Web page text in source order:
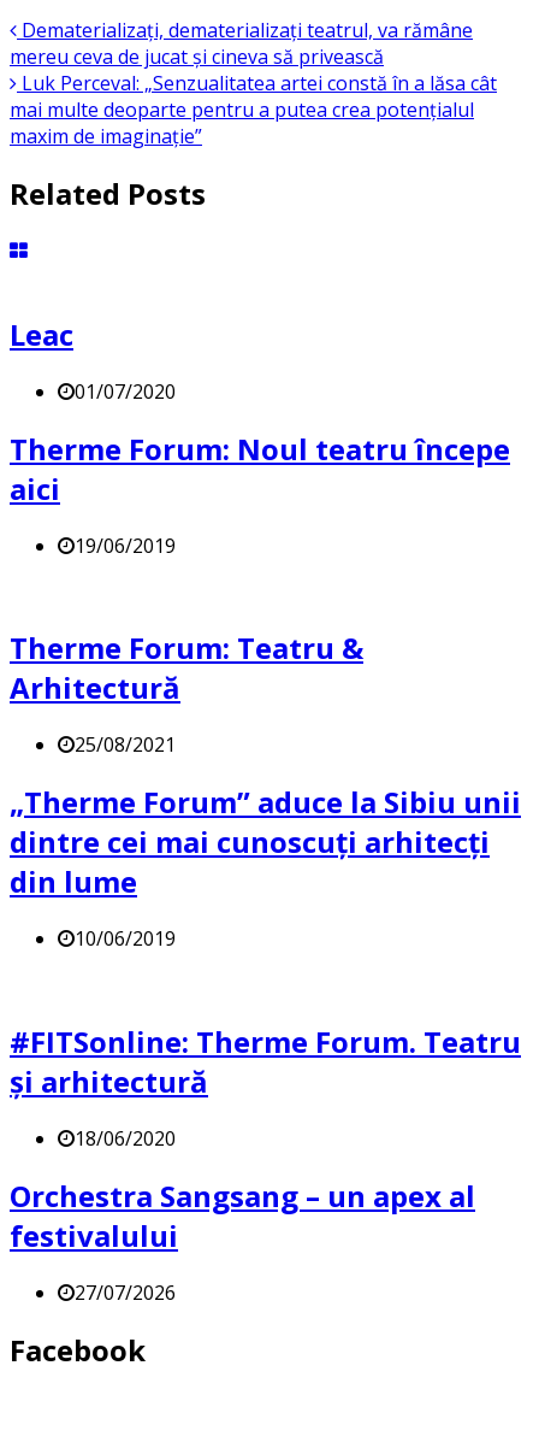
Dematerializați, dematerializați teatrul, va rămâne
mereu ceva de jucat și cineva să privească
Luk Perceval: „Senzualitatea artei constă în a lăsa cât
mai multe deoparte pentru a putea crea potențialul
maxim de imaginație”
Related Posts
Leac
01/07/2020
Therme Forum: Noul teatru începe
aici
19/06/2019
Therme Forum: Teatru &
Arhitectură
25/08/2021
„Therme Forum” aduce la Sibiu unii
dintre cei mai cunoscuți arhitecți
din lume
10/06/2019
#FITSonline: Therme Forum. Teatru
și arhitectură
18/06/2020
Orchestra Sangsang – un apex al
festivalului
27/07/2026
Facebook